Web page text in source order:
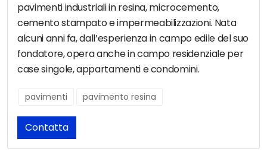
pavimenti industriali in resina, microcemento,
cemento stampato e impermeabilizzazioni. Nata
alcuni anni fa, dall’esperienza in campo edile del suo
fondatore, opera anche in campo residenziale per
case singole, appartamenti e condomini.
pavimenti pavimento resina
Contatta